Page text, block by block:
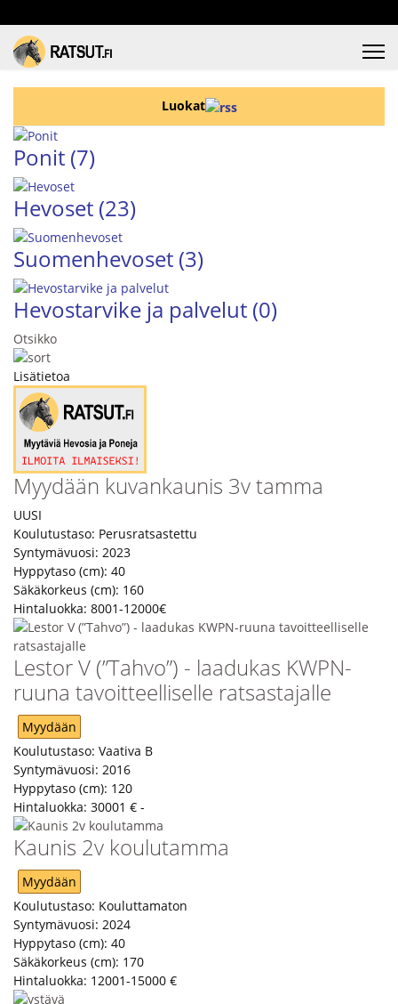
Luokat
Ponit (7)
Hevoset (23)
Suomenhevoset (3)
Hevostarvike ja palvelut (0)
Otsikko
Lisätietoa
Myydään kuvankaunis 3v tamma
UUSI
Koulutustaso: Perusratsastettu
Syntymävuosi: 2023
Hyppytaso (cm): 40
Säkäkorkeus (cm): 160
Hintaluokka: 8001-12000€
Lestor V (”Tahvo”) - laadukas KWPN-
ruuna tavoitteelliselle ratsastajalle
Myydään
Koulutustaso: Vaativa B
Syntymävuosi: 2016
Hyppytaso (cm): 120
Hintaluokka: 30001 € -
Kaunis 2v koulutamma
Myydään
Koulutustaso: Kouluttamaton
Syntymävuosi: 2024
Hyppytaso (cm): 40
Säkäkorkeus (cm): 170
Hintaluokka: 12001-15000 €